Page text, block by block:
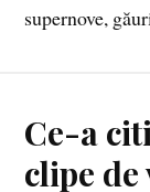
supernove,
Ce-a
clipe de